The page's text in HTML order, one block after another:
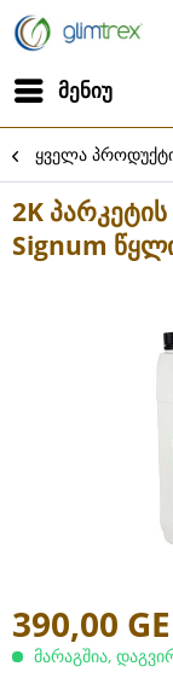
მენიუ
ყველა
2K
Signum
390,00
მარაგშია,